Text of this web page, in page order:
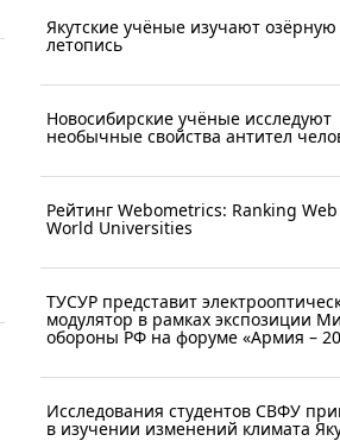
Якутские учёные изучают озёрную
летопись
Новосибирские учёные исследуют
необычные свойства антител
Рейтинг Webometrics: Ranking
World Universities
ТУСУР представит
модулятор в рамках экспозиции
обороны РФ на форуме «Армия –
Исследования студентов СВФУ
в изучении изменений климата